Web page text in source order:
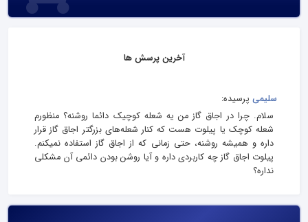
آخرین پرسش ها
سلیمی پرسیده:
سلام. چرا در اجاق گاز من یه شعله کوچیک دائما روشنه؟ منظورم
شعله کوچک یا پیلوت هست که کنار شعله‌های بزرگتر اجاق گاز قرار
داره و همیشه روشنه، حتی زمانی که از اجاق گاز استفاده نمیکنم.
پیلوت اجاق گاز چه کاربردی داره و آیا روشن بودن دائمی آن مشکلی
نداره؟